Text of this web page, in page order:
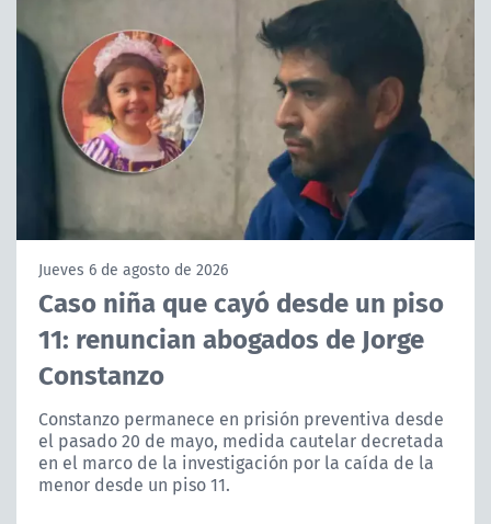
TVN VERTICAL
TVN PLAY
PROGRAMAS
ACTUALIDAD Y TENDENCIAS
CORPORATIVO Y TRANSPARENCIA
CANAL DE DENUNCIAS
ÁREA DE PROYECTOS
Jueves 6 de agosto de 2026
Caso niña que cayó desde un piso
11: renuncian abogados de Jorge
Constanzo
Constanzo permanece en prisión preventiva desde
el pasado 20 de mayo, medida cautelar decretada
en el marco de la investigación por la caída de la
menor desde un piso 11.